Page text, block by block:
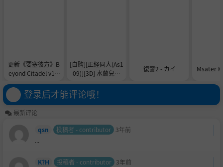
更新《要塞彼方》B
eyond Citadel v1.0
[自购][正経同人(As1
09)][3D] 水蘭兒凌
凌辱・完结篇 [1080
P/2K]
復讐2 - カイ Msater
登录后才能评论哦！
最新评论
qsn
投稿者 - contributor 3年前
...
K?H 投稿者 - contributor 3年前